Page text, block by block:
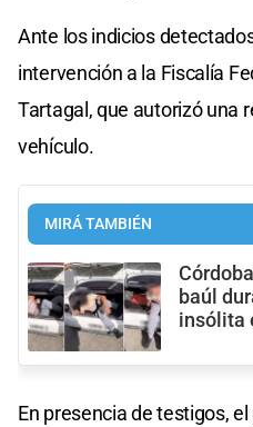
Ante los indicios
intervención a la Fiscalía
Tartagal, que autorizó una
vehículo.
MIRÁ TAMBIÉN
baúl
insólita
En presencia de testigos,